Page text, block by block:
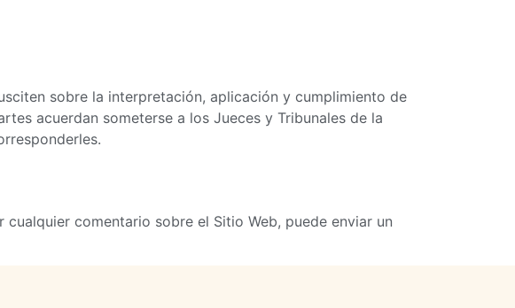
sobre la interpretación, aplicación y cumplimiento de
acuerdan someterse a los Jueces y Tribunales de la
comentario sobre el Sitio Web, puede enviar un